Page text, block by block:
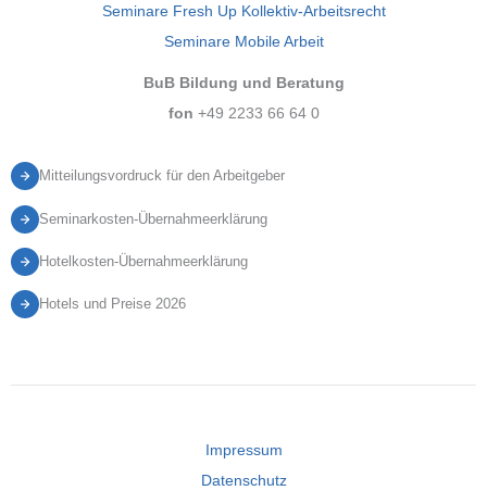
Seminare Fresh Up Kollektiv-Arbeitsrecht
Seminare Mobile Arbeit
BuB Bildung und Beratung
fon +49 2233 66 64 0
Mitteilungsvordruck für den Arbeitgeber
Seminarkosten-Übernahmeerklärung
Hotelkosten-Übernahmeerklärung
Hotels und Preise 2026
Impressum
Datenschutz